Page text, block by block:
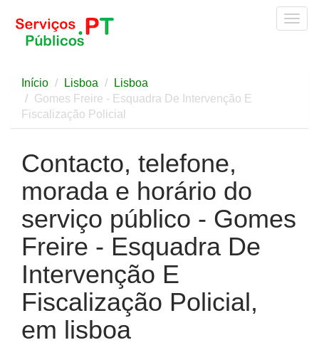
Início Lisboa
Lisboa
Gomes Freire - Esquadra De Intervenção E
Fiscalização Policial
Contacto, telefone,
morada e horário do
serviço público - Gomes
Freire - Esquadra De
Intervenção E
Fiscalização Policial,
em lisboa